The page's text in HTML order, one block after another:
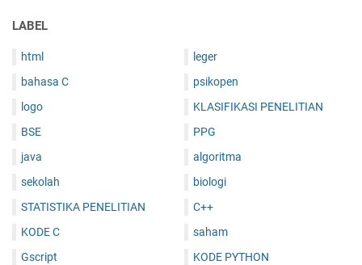
LABEL
html
bahasa C
logo
BSE
java
sekolah
STATISTIKA PENELITIAN
KODE C
Gscript
leger
psikopen
KLASIFIKASI PENELITIAN
PPG
algoritma
biologi
C++
saham
KODE PYTHON